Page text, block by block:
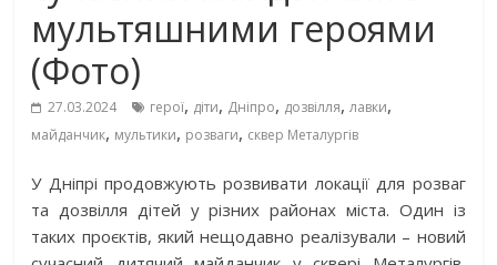
мультяшними героями
(Фото)
27.03.2024 герої, діти, Дніпро, дозвілля,лавки,
майданчик, мультики, розваги, сквер Металургів
У Дніпрі продовжують розвивати локації для розваг
та дозвілля дітей у різних районах міста. Один із
таких проєктів, який нещодавно реалізували – новий